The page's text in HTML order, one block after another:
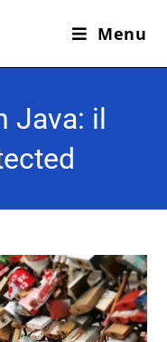
Menu
Java: il